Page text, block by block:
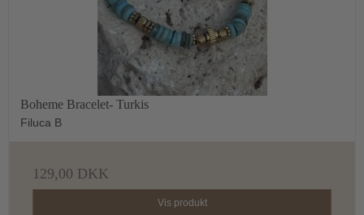
Boheme Bracelet- Turkis
Filuca B
129,00 DKK
Vis produkt